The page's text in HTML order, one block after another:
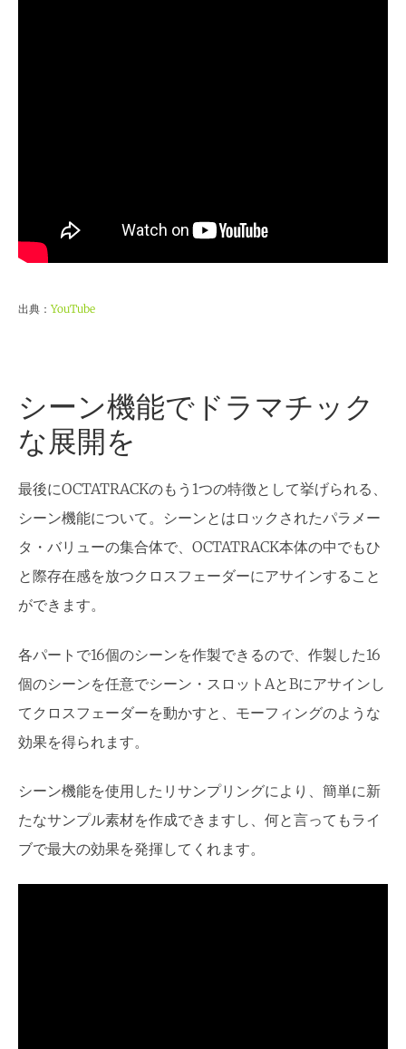
出典： YouTube
シーン機能でドラマチック
な展開を
最後にOCTATRACKのもう1つの特徴として挙げられる、
シーン機能について。シーンとはロックされたパラメー
タ・バリューの集合体で、OCTATRACK本体の中でもひ
と際存在感を放つクロスフェーダーにアサインすること
ができます。
各パートで16個のシーンを作製できるので、作製した16
個のシーンを任意でシーン・スロットAとBにアサインし
てクロスフェーダーを動かすと、モーフィングのような
効果を得られます。
シーン機能を使用したリサンプリングにより、簡単に新
たなサンプル素材を作成できますし、何と言ってもライ
ブで最大の効果を発揮してくれます。